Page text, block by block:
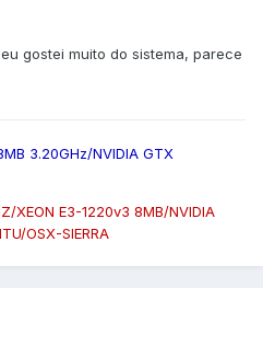
gostei muito do sistema, parece
3.20GHz/NVIDIA GTX
XEON E3-1220v3 8MB/NVIDIA
OSX-SIERRA